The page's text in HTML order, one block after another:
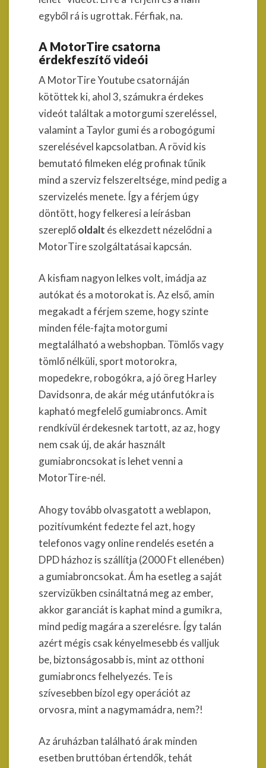
egyből rá is ugrottak. Férfiak, na.
A MotorTire csatorna
érdekfeszítő videói
A MotorTire Youtube csatornáján
kötöttek ki, ahol 3, számukra érdekes
videót találtak a motorgumi szereléssel,
valamint a Taylor gumi és a robogógumi
szerelésével kapcsolatban. A rövid kis
bemutató filmeken elég profinak tűnik
mind a szerviz felszereltsége, mind pedig a
szervizelés menete. Így a férjem úgy
döntött, hogy felkeresi a leírásban
szereplőoldalt és elkezdett nézelődni a
MotorTire szolgáltatásai kapcsán.
A kisfiam nagyon lelkes volt, imádja az
autókat és a motorokat is. Az első, amin
megakadt a férjem szeme, hogy szinte
minden féle-fajta motorgumi
megtalálható a webshopban. Tömlős vagy
tömlő nélküli, sport motorokra,
mopedekre, robogókra, a jó öreg Harley
Davidsonra, de akár még utánfutókra is
kapható megfelelő gumiabroncs. Amit
rendkívül érdekesnek tartott, az az, hogy
nem csak új, de akár használt
gumiabroncsokat is lehet venni a
MotorTire-nél.
Ahogy tovább olvasgatott a weblapon,
pozitívumként fedezte fel azt, hogy
telefonos vagy online rendelés esetén a
DPD házhoz is szállítja (2000 Ft ellenében)
a gumiabroncsokat. Ám ha esetleg a saját
szervizükben csináltatná meg az ember,
akkor garanciát is kaphat mind a gumikra,
mind pedig magára a szerelésre. Így talán
azért mégis csak kényelmesebb és valljuk
be, biztonságosabb is, mint az otthoni
gumiabroncs felhelyezés. Te is
szívesebben bízol egy operációt az
orvosra, mint a nagymamádra, nem?!
Az áruházban található árak minden
esetben bruttóban értendők, tehát